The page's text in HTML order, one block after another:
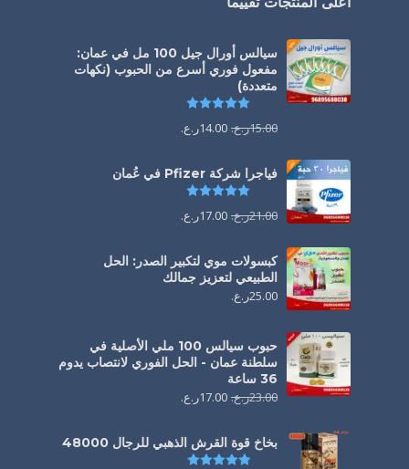
سيالس أورال جيل 100 مل في عمان:
مفعول فوري أسرع من الحبوب (نكهات
متعددة)
15.00ر.ع. 14.00ر.ع.
فياجرا شركة Pfizer في عُمان
21.00ر.ع. 17.00ر.ع.
كبسولات موي لتكبير الصدر: الحل
الطبيعي لتعزيز جمالك
25.00ر.ع.
حبوب سيالس 100 ملي الأصلية في
سلطنة عمان - الحل الفوري لانتصاب يدوم
36 ساعة
23.00ر.ع. 17.00ر.ع.
بخاخ قوة القرش الذهبي للرجال 48000
تم التقييم